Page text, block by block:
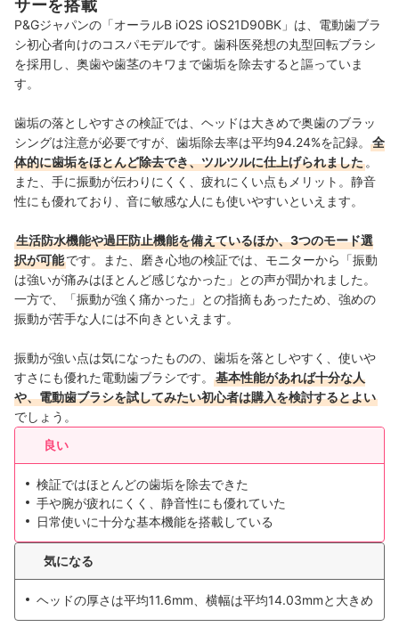
サーを搭載
P&Gジャパンの「オーラルB iO2S iOS21D90BK」は、電動歯ブラ
シ初心者向けのコスパモデルです。歯科医発想の丸型回転ブラシ
を採用し、奥歯や歯茎のキワまで歯垢を除去すると謳っていま
す。
歯垢の落としやすさの検証では、ヘッドは大きめで奥歯のブラッ
シングは注意が必要ですが、歯垢除去率は平均94.24%を記録。
全
体的に歯垢をほとんど除去でき、ツルツルに仕上げられました 。
また、手に振動が伝わりにくく、疲れにくい点もメリット。静音
性にも優れており、音に敏感な人にも使いやすいといえます。
生活防水機能や過圧防止機能を備えているほか、3つのモード選
択が可能です。また、磨き心地の検証では、モニターから「振動
は強いが痛みはほとんど感じなかった」との声が聞かれました。
一方で、「振動が強く痛かった」との指摘もあったため、強めの
振動が苦手な人には不向きといえます。
振動が強い点は気になったものの、歯垢を落としやすく、使いや
すさにも優れた電動歯ブラシです。
基本性能があれば十分な人
や、電動歯ブラシを試してみたい初心者は購入を検討するとよい
でしょう。
良い
検証ではほとんどの歯垢を除去できた
手や腕が疲れにくく、静音性にも優れていた
日常使いに十分な基本機能を搭載している
気になる
ヘッドの厚さは平均11.6mm、横幅は平均14.03mmと大きめ